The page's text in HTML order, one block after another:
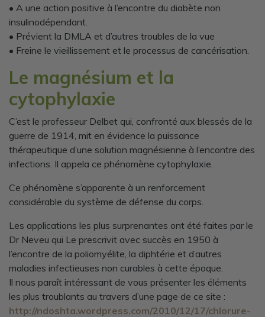
• A une action positive à l’encontre du diabète non
insulinodépendant.
• Prévient la DMLA et d’autres troubles de la vue
• Freine le vieillissement et le processus de cancérisation.
Le magnésium et la
cytophylaxie
C’est le professeur Delbet qui, confronté aux blessés de la
guerre de 1914, mit en évidence la puissance
thérapeutique d’une solution magnésienne à l’encontre des
infections. Il appela ce phénomène cytophylaxie.
Ce phénomène s’apparente à un renforcement
considérable du système de défense du corps.
Les applications les plus surprenantes ont été faites par le
Dr Neveu qui Le prescrivit avec succès en 1950 à
l’encontre de la poliomyélite, la diphtérie et d’autres
maladies infectieuses non curables à cette époque.
Il nous paraît intéressant de vous présenter les éléments
les plus troublants au travers d’une page de ce site :
http://ndoshta.wordpress.com/2010/12/17/chlorure-